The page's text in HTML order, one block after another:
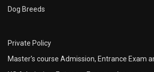
Dog Breeds
Private Policy
Master's course Admission, Entrance Exam